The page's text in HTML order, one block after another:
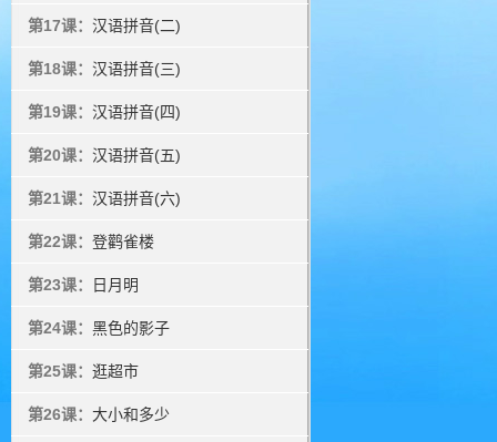
第17课： 汉语拼音(二)
第18课： 汉语拼音(三)
第19课： 汉语拼音(四)
第20课： 汉语拼音(五)
第21课： 汉语拼音(六)
第22课： 登鹳雀楼
第23课： 日月明
第24课： 黑色的影子
第25课： 逛超市
第26课： 大小和多少